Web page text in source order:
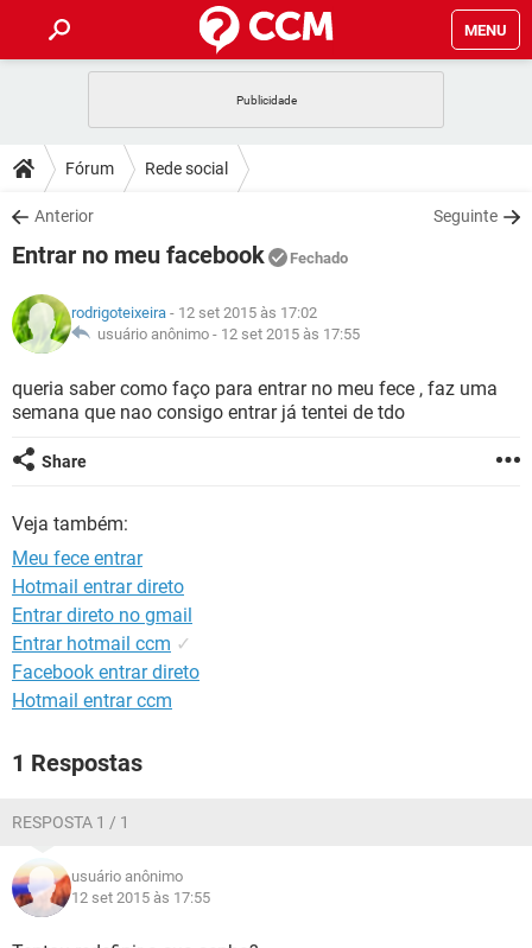
MENU
CELULAR
OUTLOOK
INSTAGRAM GMAIL
GUIA DE COMPRAS
DICAS
JOGOS
INSTAGRAM GMAIL
GUIA DE COMPRAS
DOWNLOADS
JOGOS WHATSAPP
CELULAR
OUTLOOK EXCEL
INSTAGRAM
GUIA DE COMPRAS
JOGOS WHATSAPP
CELULAR
OUTLOOK EXCEL
GLOSSÁRIO
JOGOS
CELULAR FACEBOOK
OUTLOOK
GUIA DE COMPRAS
Fórum Rede social
Anterior Seguinte
Entrar no meu facebook Fechado
rodrigoteixeira - 12 set 2015 às 17:02
usuário anônimo - 12 set 2015 às 17:55
queria saber como faço para entrar no meu fece , faz uma
semana que nao consigo entrar já tentei de tdo
Share
Veja também:
Meu fece entrar
Hotmail entrar direto
Entrar direto no gmail
Entrar hotmail ccm ✓
Facebook entrar direto
Hotmail entrar ccm
1 Respostas
RESPOSTA 1 / 1
usuário anônimo
12 set 2015 às 17:55